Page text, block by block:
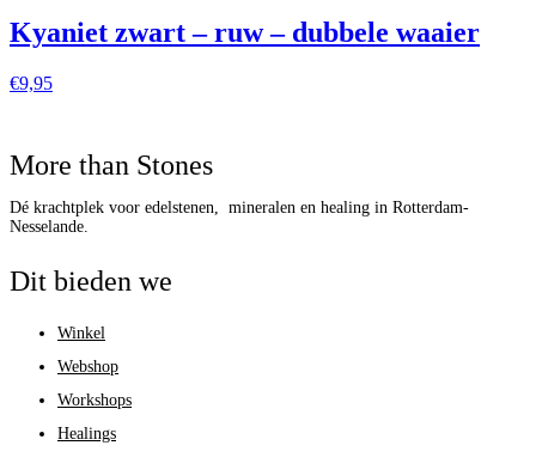
Kyaniet zwart – ruw – dubbele waaier
€9,95
More than Stones
Dé krachtplek voor edelstenen, mineralen en healing in Rotterdam-
Nesselande.
Dit bieden we
Winkel
Webshop
Workshops
Healings